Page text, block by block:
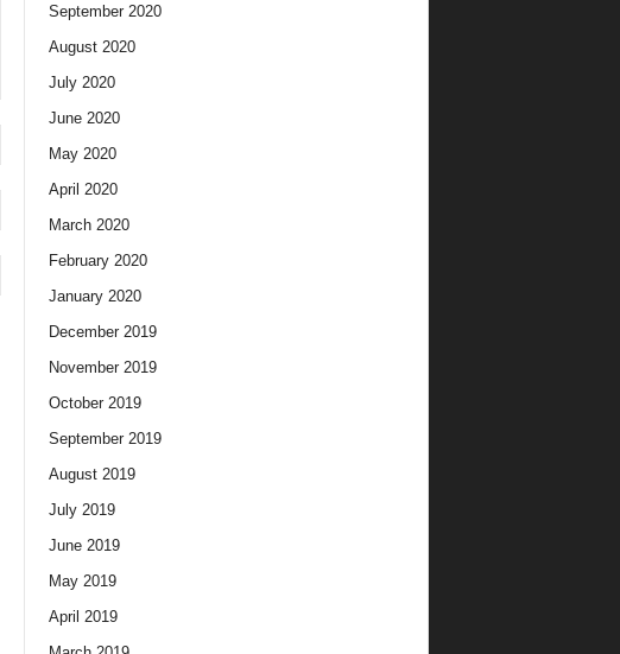
September 2020
August 2020
July 2020
June 2020
May 2020
April 2020
March 2020
February 2020
January 2020
December 2019
November 2019
October 2019
September 2019
August 2019
July 2019
June 2019
May 2019
April 2019